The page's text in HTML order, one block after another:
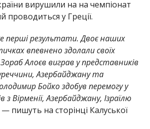
вирушили на на чемпіонат
проводиться у Греції.
перші результати. Двоє наших
впевнено здолали своїх
Зораб Алоєв виграв у представників
Азербайджану та
Бойко здобув перемогу у
з Вірменії, Азербайджану, Ізраїлю
пишуть на сторінці Калуської